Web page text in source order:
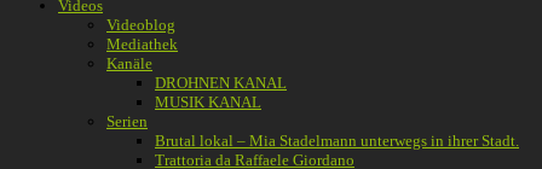
Videos
Videoblog
Mediathek
Kanäle
DROHNEN KANAL
MUSIK KANAL
Serien
Brutal lokal – Mia Stadelmann unterwegs in ihrer Stadt.
Trattoria da Raffaele Giordano